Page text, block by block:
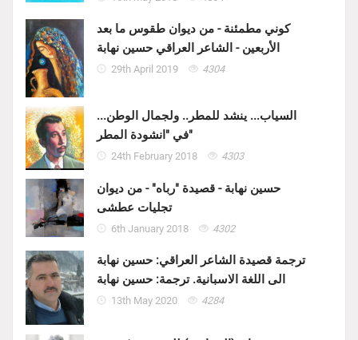
كوني مطمئنة - من ديوان طقوس ما بعد
الأربعين - الشاعر العراقي حسين نهابة
29th April 2019 4304
السياب... ينشد للمطر.. ولجمال الوطن...
في "انشودة المطر"
24th February 2018 4303
حسين نهابة - قصيدة "رباه" - من ديوان
تجليات عطشى
6th January 2018 4302
ترجمة قصيدة الشاعر العراقي: حسين نهابة
الى اللغة الاسبانية. ترجمة: حسين نهابة
13th May 2020 4284